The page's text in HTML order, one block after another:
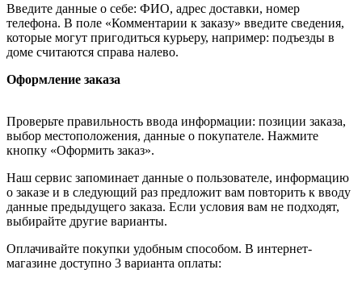
Введите данные о себе: ФИО, адрес доставки, номер
телефона. В поле «Комментарии к заказу» введите сведения,
которые могут пригодиться курьеру, например: подъезды в
доме считаются справа налево.
Оформление заказа
Проверьте правильность ввода информации: позиции заказа,
выбор местоположения, данные о покупателе. Нажмите
кнопку «Оформить заказ».
Наш сервис запоминает данные о пользователе, информацию
о заказе и в следующий раз предложит вам повторить к вводу
данные предыдущего заказа. Если условия вам не подходят,
выбирайте другие варианты.
Оплачивайте покупки удобным способом. В интернет-
магазине доступно 3 варианта оплаты: